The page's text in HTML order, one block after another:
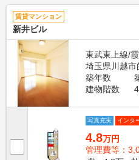
賃貸マンション
新井ビル
東武東上線/
埼玉県川越市
築年数
建物階数
写真充実 インタ
4.8万円
管理費等：